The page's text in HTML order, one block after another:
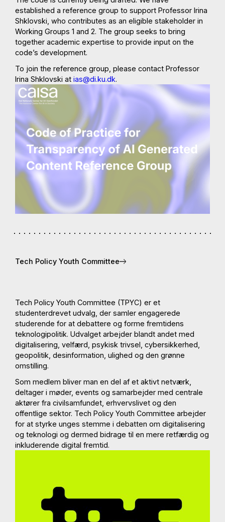
established a reference group to support Professor Irina
Shklovski, who contributes as an eligible stakeholder in
Working Groups 1 and 2. The group seeks to bring
together academic expertise to provide input on the
code’s development.
To join the reference group, please contact Professor
Irina Shklovski at ias@di.ku.dk.
Tech Policy Youth Committee
Tech Policy Youth Committee (TPYC) er et
studenterdrevet udvalg, der samler engagerede
studerende for at debattere og forme fremtidens
teknologipolitik. Udvalget arbejder blandt andet med
digitalisering, velfærd, psykisk trivsel, cybersikkerhed,
geopolitik, desinformation, ulighed og den grønne
omstilling.
Som medlem bliver man en del af et aktivt netværk,
deltager i møder, events og samarbejder med centrale
aktører fra civilsamfundet, erhvervslivet og den
offentlige sektor. Tech Policy Youth Committee arbejder
for at styrke unges stemme i debatten om digitalisering
og teknologi og dermed bidrage til en mere retfærdig og
inkluderende digital fremtid.